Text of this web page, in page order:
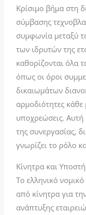
Κρίσιμο βήμα στη
σύμβασης
συμφωνία μεταξύ
των ιδρυτών της
καθορίζονται όλα
όπως οι όροι
δικαιωμάτων
αρμοδιότητες κάθε
υποχρεώσεις. Αυτή
της συνεργασίας,
γνωρίζει το ρόλο
Κίνητρα και
Το ελληνικό νομικό
από κίνητρα για
ανάπτυξης